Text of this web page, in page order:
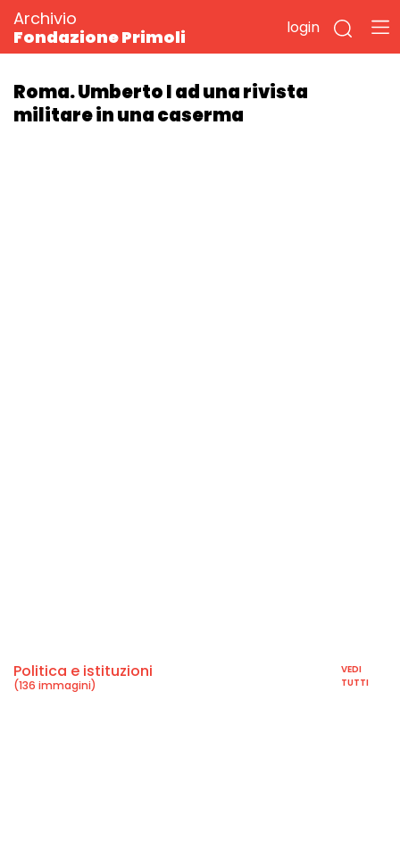
Archivio
Fondazione Primoli
login
Roma. Umberto I ad una rivista
militare in una caserma
Politica e istituzioni
(136 immagini)
VEDI
TUTTI